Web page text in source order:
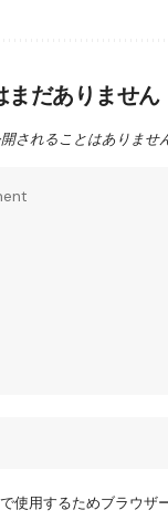
まだありません
されることはありません
使用するためブラウザ